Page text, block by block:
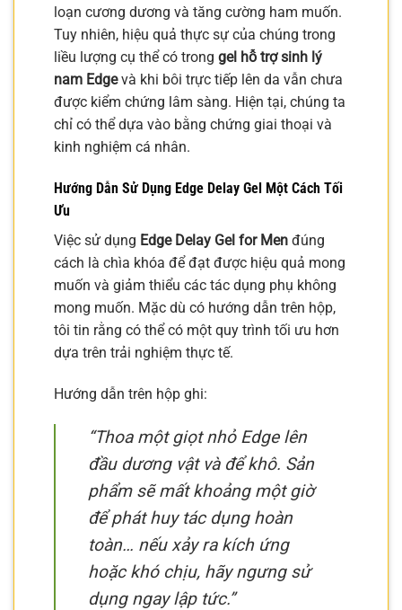
loạn cương dương và tăng cường ham muốn.
Tuy nhiên, hiệu quả thực sự của chúng trong
liều lượng cụ thể có trong gel hỗ trợ sinh lý
nam Edgevà khi bôi trực tiếp lên da vẫn chưa
được kiểm chứng lâm sàng. Hiện tại, chúng ta
chỉ có thể dựa vào bằng chứng giai thoại và
kinh nghiệm cá nhân.
Hướng Dẫn Sử Dụng Edge Delay Gel Một Cách Tối
Ưu
Việc sử dụng Edge Delay Gel for Men đúng
cách là chìa khóa để đạt được hiệu quả mong
muốn và giảm thiểu các tác dụng phụ không
mong muốn. Mặc dù có hướng dẫn trên hộp,
tôi tin rằng có thể có một quy trình tối ưu hơn
dựa trên trải nghiệm thực tế.
Hướng dẫn trên hộp ghi:
“Thoa một giọt nhỏ Edge lên
đầu dương vật và để khô. Sản
phẩm sẽ mất khoảng một giờ
để phát huy tác dụng hoàn
toàn… nếu xảy ra kích ứng
hoặc khó chịu, hãy ngưng sử
dụng ngay lập tức.”